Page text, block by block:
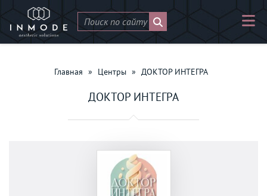
Главная » Центры » ДОКТОР ИНТЕГРА
ДОКТОР ИНТЕГРА